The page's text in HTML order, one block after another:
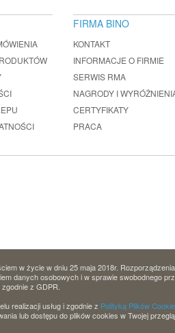
FIRMA BINO
KONTAKT
INFORMACJE O FIRMIE
SERWIS RMA
NAGRODY I
CERTYFIKATY
PRACA
w życie w dniu 25 maja 2018r.
danych osobowych i w sprawie swobodnego
z GDPR.
realizacji usług i zgodnie z Polityką Plików
lub dostępu do plików cookies w Twojej